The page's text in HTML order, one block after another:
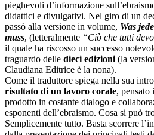
pieghevoli d’informazione
didattici e divulgativi. Nel giro di un
passò alla versione in volume, Was
muss, (letteralmente “Ciò che tutti
il quale ha riscosso un successo
traguardo delle dieci edizioni (la
Claudiana Editrice è la nona).
Come il traduttore spiega nella sua
risultato di un lavoro corale, pensato
prodotto in costante dialogo e
esponenti dell’ebraismo. Cosa si può
Semplicemente tutto. Basta scorrere